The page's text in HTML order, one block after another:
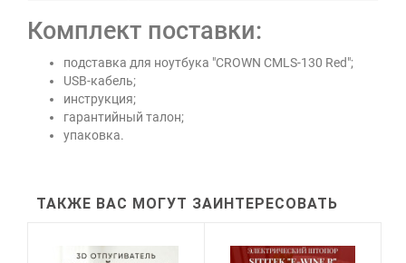
Комплект поставки:
подставка для ноутбука "CROWN CMLS-130 Red";
USB-кабель;
инструкция;
гарантийный талон;
упаковка.
ТАКЖЕ ВАС МОГУТ ЗАИНТЕРЕСОВАТЬ